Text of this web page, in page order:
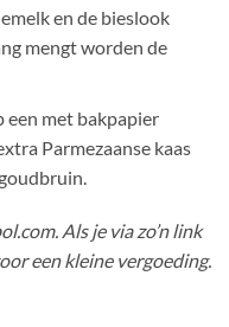
en de bieslook
mengt worden de
een met bakpapier
Parmezaanse kaas
Als je via zo’n link
een kleine vergoeding.